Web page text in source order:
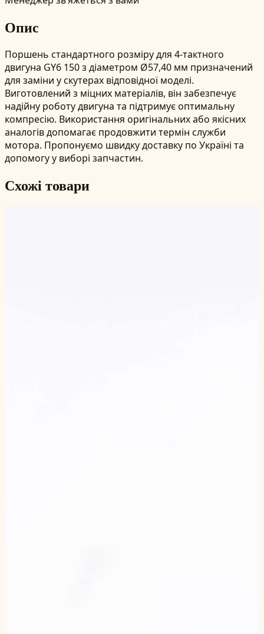
Опис
Поршень стандартного розміру для 4-тактного
двигуна GY6 150 з діаметром Ø57,40 мм призначений
для заміни у скутерах відповідної моделі.
Виготовлений з міцних матеріалів, він забезпечує
надійну роботу двигуна та підтримує оптимальну
компресію. Використання оригінальних або якісних
аналогів допомагає продовжити термін служби
мотора. Пропонуємо швидку доставку по Україні та
допомогу у виборі запчастин.
Схожі товари